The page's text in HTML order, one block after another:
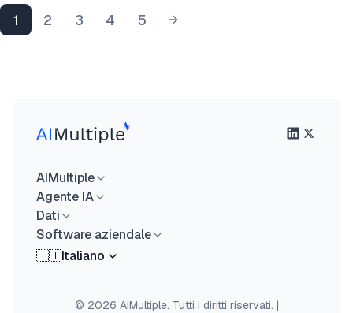
1 2 3 4 5
AIMultiple
Agente IA
Dati
Software aziendale
🇮🇹Italiano
© 2026 AIMultiple. Tutti i diritti riservati. |